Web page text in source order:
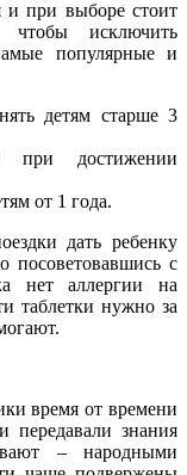
и при выборе стоит
чтобы исключить
популярные и
детям старше 3
при достижении
от 1 года.
дать ребенку
посоветовавшись с
нет аллергии на
таблетки нужно за
время от времени
передавали знания
– народными